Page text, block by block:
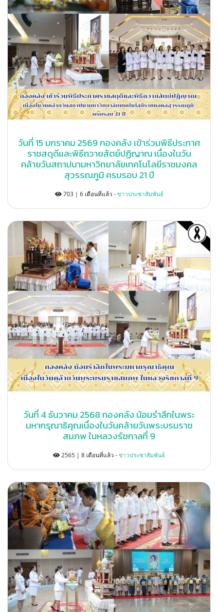
วันที่ 15 มกราคม 2569 กองคลัง เข้าร่วมพิธีประกาศ
ราชสดุดีและพิธีถวายสัตย์ปฏิญาณ เนื่องในวัน
คล้ายวันสถาปนามหาวิทยาลัยเทคโนโลยีราชมงคล
สุวรรณภูมิ ครบรอบ 21 ปี
703 | 6 เดือนที่แล้ว -ข่าวประชาสัมพันธ์
วันที่ 4 ธันวาคม 2568 กองคลัง น้อมรำลึกในพระ
มหากรุณาธิคุณเนื่องในวันคล้ายวันพระบรมราช
สมภพ ในหลวงรัชกาลที่ 9
2565 | 8 เดือนที่แล้ว -ข่าวประชาสัมพันธ์